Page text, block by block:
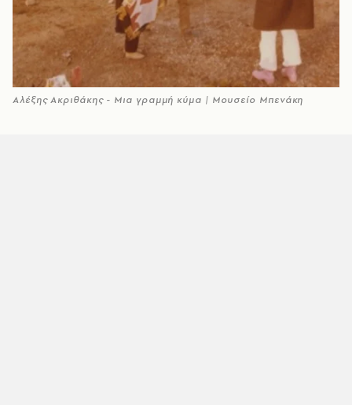
Αλέξης Ακριθάκης - Μια γραμμή κύμα | Μουσείο Μπενάκη